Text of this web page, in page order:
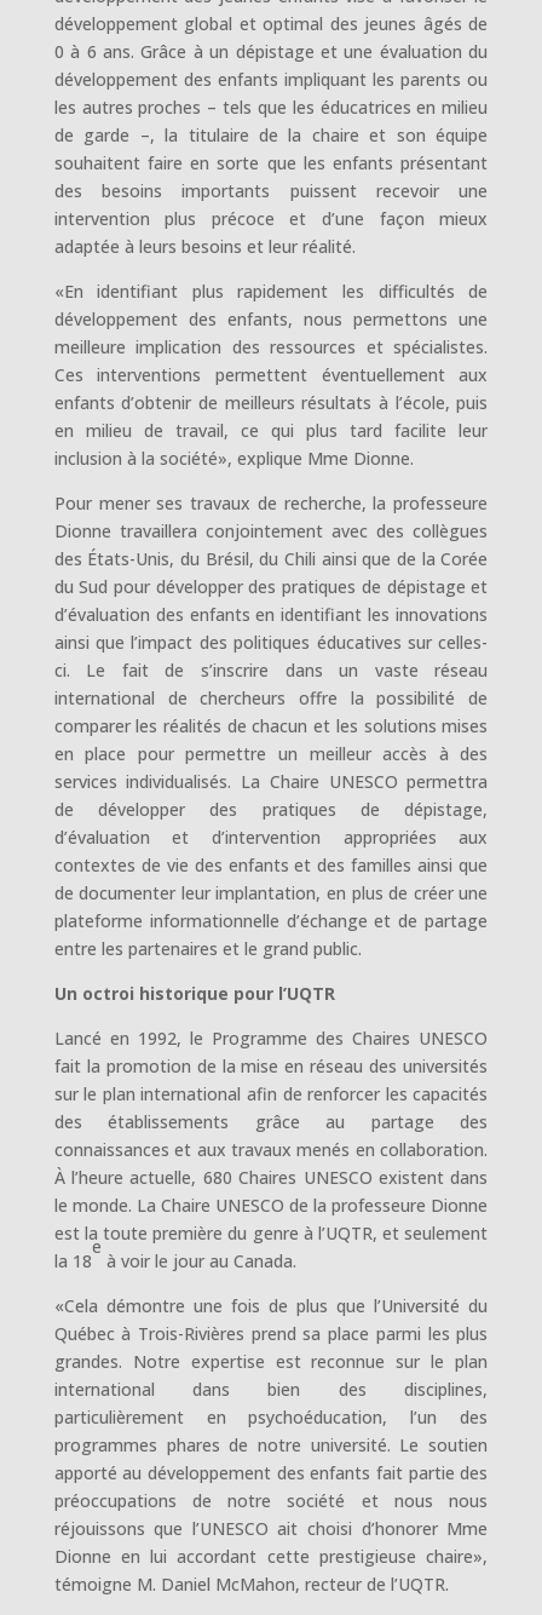
développement global et optimal des jeunes âgés de
0 à 6 ans. Grâce à un dépistage et une évaluation du
développement des enfants impliquant les parents ou
les autres proches – tels que les éducatrices en milieu
de garde –, la titulaire de la chaire et son équipe
souhaitent faire en sorte que les enfants présentant
des besoins importants puissent recevoir une
intervention plus précoce et d’une façon mieux
adaptée à leurs besoins et leur réalité.
«En identifiant plus rapidement les difficultés de
développement des enfants, nous permettons une
meilleure implication des ressources et spécialistes.
Ces interventions permettent éventuellement aux
enfants d’obtenir de meilleurs résultats à l’école, puis
en milieu de travail, ce qui plus tard facilite leur
inclusion à la société», explique Mme Dionne.
Pour mener ses travaux de recherche, la professeure
Dionne travaillera conjointement avec des collègues
des États-Unis, du Brésil, du Chili ainsi que de la Corée
du Sud pour développer des pratiques de dépistage et
d’évaluation des enfants en identifiant les innovations
ainsi que l’impact des politiques éducatives sur celles-
ci. Le fait de s’inscrire dans un vaste réseau
international de chercheurs offre la possibilité de
comparer les réalités de chacun et les solutions mises
en place pour permettre un meilleur accès à des
services individualisés. La Chaire UNESCO permettra
de développer des pratiques de dépistage,
d’évaluation et d’intervention appropriées aux
contextes de vie des enfants et des familles ainsi que
de documenter leur implantation, en plus de créer une
plateforme informationnelle d’échange et de partage
entre les partenaires et le grand public.
Un octroi historique pour l’UQTR
Lancé en 1992, le Programme des Chaires UNESCO
fait la promotion de la mise en réseau des universités
sur le plan international afin de renforcer les capacités
des établissements grâce au partage des
connaissances et aux travaux menés en collaboration.
À l’heure actuelle, 680 Chaires UNESCO existent dans
le monde. La Chaire UNESCO de la professeure Dionne
est la toute première du genre à l’UQTR, et seulement
la 18
e
à voir le jour au Canada.
«Cela démontre une fois de plus que l’Université du
Québec à Trois-Rivières prend sa place parmi les plus
grandes. Notre expertise est reconnue sur le plan
international dans bien des disciplines,
particulièrement en psychoéducation, l’un des
programmes phares de notre université. Le soutien
apporté au développement des enfants fait partie des
préoccupations de notre société et nous nous
réjouissons que l’UNESCO ait choisi d’honorer Mme
Dionne en lui accordant cette prestigieuse chaire»,
témoigne M. Daniel McMahon, recteur de l’UQTR.